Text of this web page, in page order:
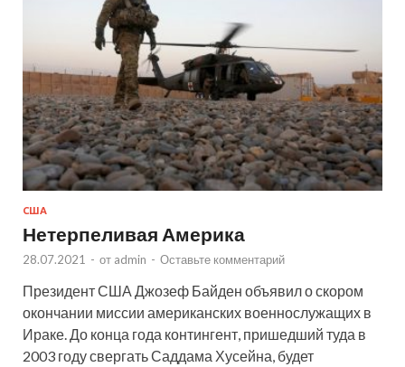
США
Нетерпеливая Америка
28.07.2021 - от admin - Оставьте комментарий
Президент США Джозеф Байден объявил о скором
окончании миссии американских военнослужащих в
Ираке. До конца года контингент, пришедший туда в
2003 году свергать Саддама Хусейна, будет